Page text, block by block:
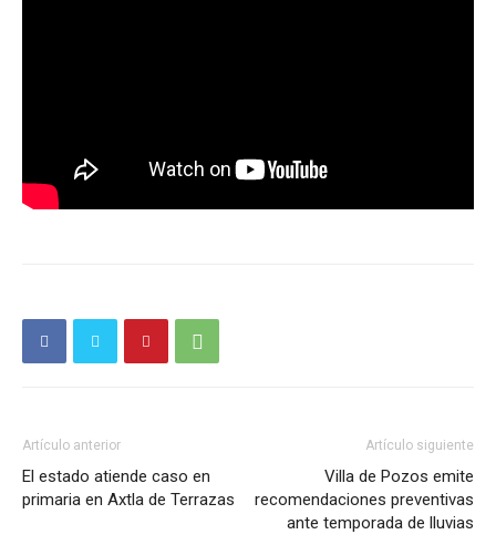
Artículo anterior
El estado atiende caso en
primaria en Axtla de Terrazas
Artículo siguiente
Villa de Pozos emite
recomendaciones preventivas
ante temporada de lluvias